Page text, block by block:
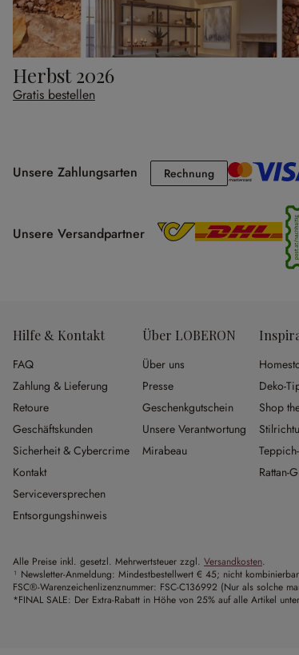
Herbst 2026
Gratis bestellen
Unsere Zahlungsarten RechnungRechnung
Unsere Versandpartner
Hilfe & Kontakt
FAQ
Zahlung & Lieferung
Retoure
Geschäftskunden
Sicherheit & Cybercrime
Kontakt
Serviceversprechen
Entsorgungshinweis
Über LOBERON
Über uns
Presse
Geschenkgutschein
Unsere Verantwortung
Mirabeau
Deko-
Shop
Rattan-
Alle Preise inkl. gesetzl. Mehrwertsteuer zzgl. Versandkosten.
¹ Newsletter-Anmeldung: Mindestbestellwert € 45; nicht
FSC®-Warenzeichenlizenznummer: FSC-C136992 (Nur als solche
*FINAL SALE: Der Extra-Rabatt in Höhe von 25% auf alle Artikel